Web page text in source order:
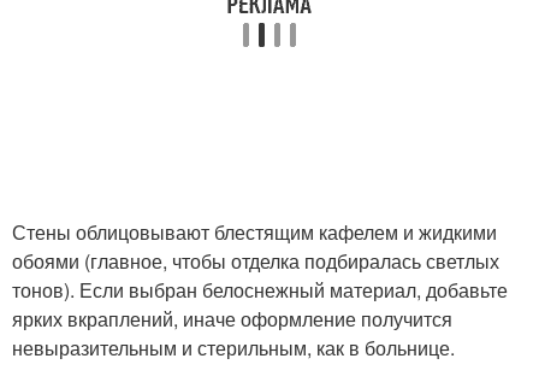
Стены облицовывают блестящим кафелем и жидкими
обоями (главное, чтобы отделка подбиралась светлых
тонов). Если выбран белоснежный материал, добавьте
ярких вкраплений, иначе оформление получится
невыразительным и стерильным, как в больнице.